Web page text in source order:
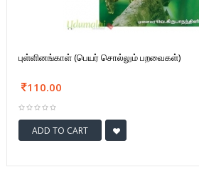
புள்ளினங்காள் (பெயர் சொல்லும் பறவைகள்)
110.00
ADD TO CART